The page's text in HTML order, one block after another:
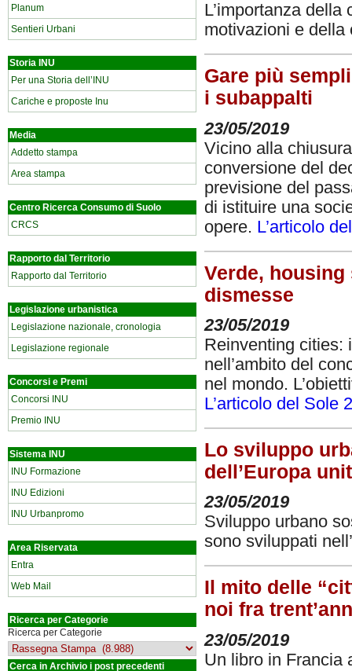
Planum
Sentieri Urbani
Storia INU
Per una Storia dell’INU
Cariche e proposte Inu
Media
Addetto stampa
Area stampa
Centro Ricerca Consumo di Suolo
CRCS
Rapporto dal Territorio
Rapporto dal Territorio
Legislazione urbanistica
Legislazione nazionale, cronologia
Legislazione regionale
Concorsi e Premi
Concorsi INU
Premio INU
Sistema INU
INU Formazione
INU Edizioni
INU Urbanpromo
Area Riservata
Entra
Web Mail
Ricerca per Categorie
Ricerca per Categorie
Cerca in Archivio i post precedenti
L’importanza
motivazioni e
Gare più
i subappalti
23/05/2019
Vicino alla
conversione del
previsione del
di istituire una
opere. L’articolo
Verde, housing
dismesse
23/05/2019
Reinventing cities:
nell’ambito del
nel mondo.
L’articolo del Sole
Lo sviluppo
dell’Europa
23/05/2019
Sviluppo urbano
sono sviluppati
Il mito delle
noi fra
23/05/2019
Un libro in Francia